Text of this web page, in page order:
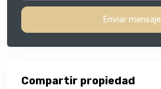
Enviar mensaje
Compartir propiedad